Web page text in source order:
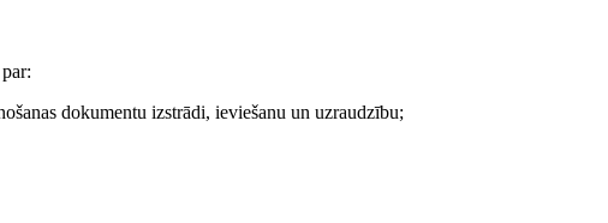
dokumentu izstrādi, ieviešanu un uzraudzību;